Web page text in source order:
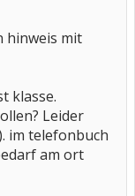
hinweis mit
klasse.
Leider
im telefonbuch
am ort